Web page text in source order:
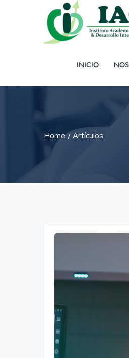
INICIO
Home Artículos